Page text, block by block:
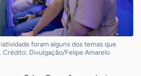
foram alguns dos temas que
Crédito: Divulgação/Felipe Amarelo